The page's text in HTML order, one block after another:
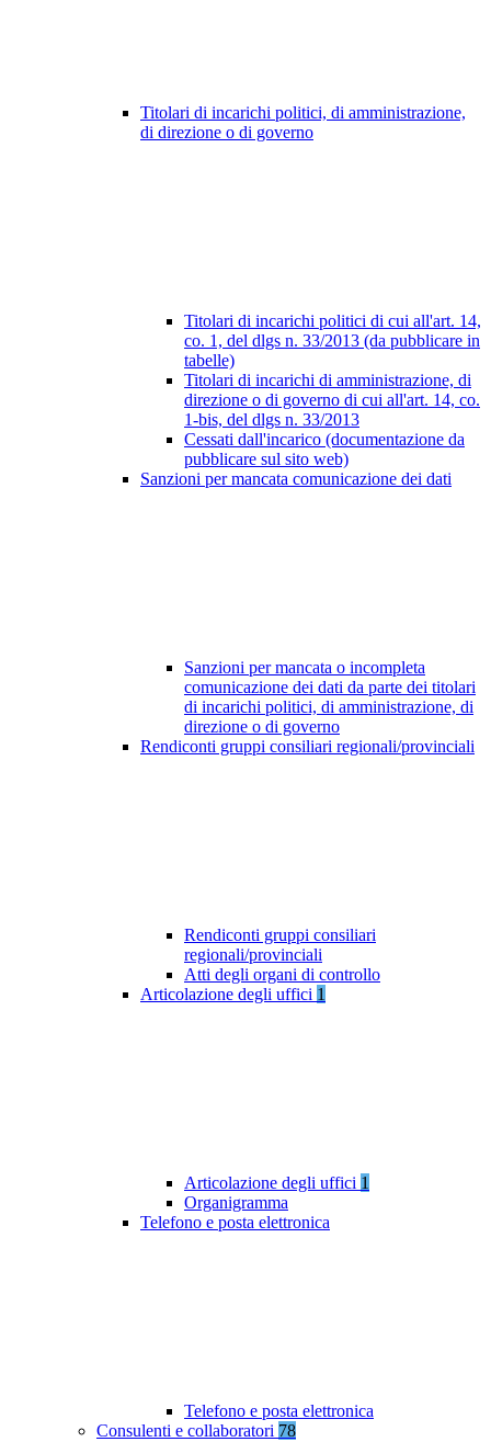
Titolari di incarichi politici, di amministrazione,
di direzione o di governo
Titolari di incarichi politici di cui all'art. 14,
co. 1, del dlgs n. 33/2013 (da pubblicare in
tabelle)
Titolari di incarichi di amministrazione, di
direzione o di governo di cui all'art. 14, co.
1-bis, del dlgs n. 33/2013
Cessati dall'incarico (documentazione da
pubblicare sul sito web)
Sanzioni per mancata comunicazione dei dati
Sanzioni per mancata o incompleta
comunicazione dei dati da parte dei titolari
di incarichi politici, di amministrazione, di
direzione o di governo
Rendiconti gruppi consiliari regionali/provinciali
Rendiconti gruppi consiliari
regionali/provinciali
Atti degli organi di controllo
Articolazione degli uffici 1
Articolazione degli uffici 1
Organigramma
Telefono e posta elettronica
Telefono e posta elettronica
Consulenti e collaboratori 78